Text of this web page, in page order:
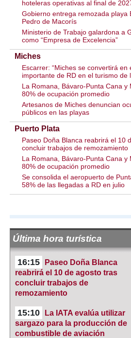
hoteleras operativas al final de
Gobierno entrega remozada playa
Pedro de Macorís
Ministerio de Trabajo galardona a
como “Empresa de Excelencia”
Miches
Escarrer: “Miches se convertirá en
importante de RD en el turismo de
La Romana, Bávaro-Punta Cana y
80% de ocupación promedio
Artesanos de Miches denuncian
públicos en las playas
Puerto Plata
Paseo Doña Blanca reabrirá el 10
concluir trabajos de remozamiento
La Romana, Bávaro-Punta Cana y
80% de ocupación promedio
Se consolida el aeropuerto de
58% de las llegadas a RD en julio
Última hora turística
16:15
Paseo Doña Blanca
reabrirá el 10 de agosto tras
concluir trabajos de
remozamiento
15:10
La IATA evalúa utilizar
sargazo para la producción de
combustible de aviación